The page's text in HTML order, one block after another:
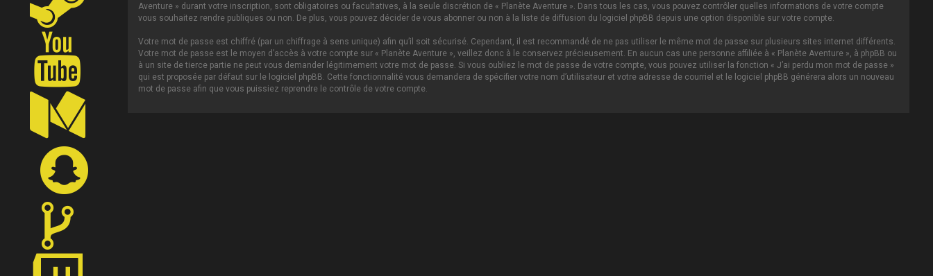
Aventure » durant votre inscription, sont obligatoires ou facultatives, à la seule discrétion de « Planète Aventure ». Dans tous les cas, vous pouvez contrôler quelles informations de votre compte
vous souhaitez rendre publiques ou non. De plus, vous pouvez décider de vous abonner ou non à la liste de diffusion du logiciel phpBB depuis une option disponible sur votre compte.
Votre mot de passe est chiffré (par un chiffrage à sens unique) afin qu’il soit sécurisé. Cependant, il est recommandé de ne pas utiliser le même mot de passe sur plusieurs sites internet différents.
Votre mot de passe est le moyen d’accès à votre compte sur « Planète Aventure », veillez donc à le conservez précieusement. En aucun cas une personne affiliée à « Planète Aventure », à phpBB ou
à un site de tierce partie ne peut vous demander légitimement votre mot de passe. Si vous oubliez le mot de passe de votre compte, vous pouvez utiliser la fonction « J’ai perdu mon mot de passe »
qui est proposée par défaut sur le logiciel phpBB. Cette fonctionnalité vous demandera de spécifier votre nom d’utilisateur et votre adresse de courriel et le logiciel phpBB générera alors un nouveau
mot de passe afin que vous puissiez reprendre le contrôle de votre compte.